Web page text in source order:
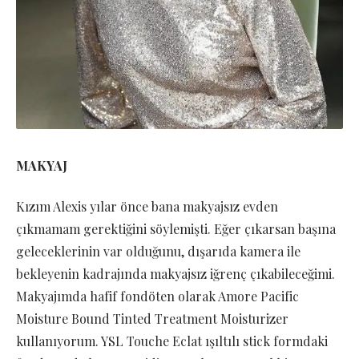
MAKYAJ
Kızım Alexis yılar önce bana makyajsız evden
çıkmamam gerektiğini söylemişti. Eğer çıkarsan başına
geleceklerinin var olduğunu, dışarıda kamera ile
bekleyenin kadrajında makyajsız iğrenç çıkabileceğimi.
Makyajımda hafif fondöten olarak Amore Pacific
Moisture Bound Tinted Treatment Moisturizer
kullanıyorum. YSL Touche Eclat ışıltılı stick formdaki